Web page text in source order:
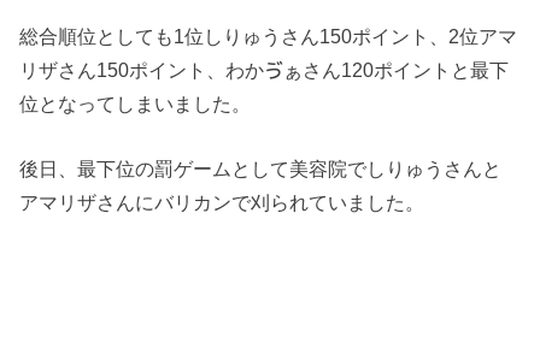
総合順位としても1位しりゅうさん150ポイント、2位アマ
リザさん150ポイント、わかゔぁさん120ポイントと最下
位となってしまいました。
後日、最下位の罰ゲームとして美容院でしりゅうさんと
アマリザさんにバリカンで刈られていました。